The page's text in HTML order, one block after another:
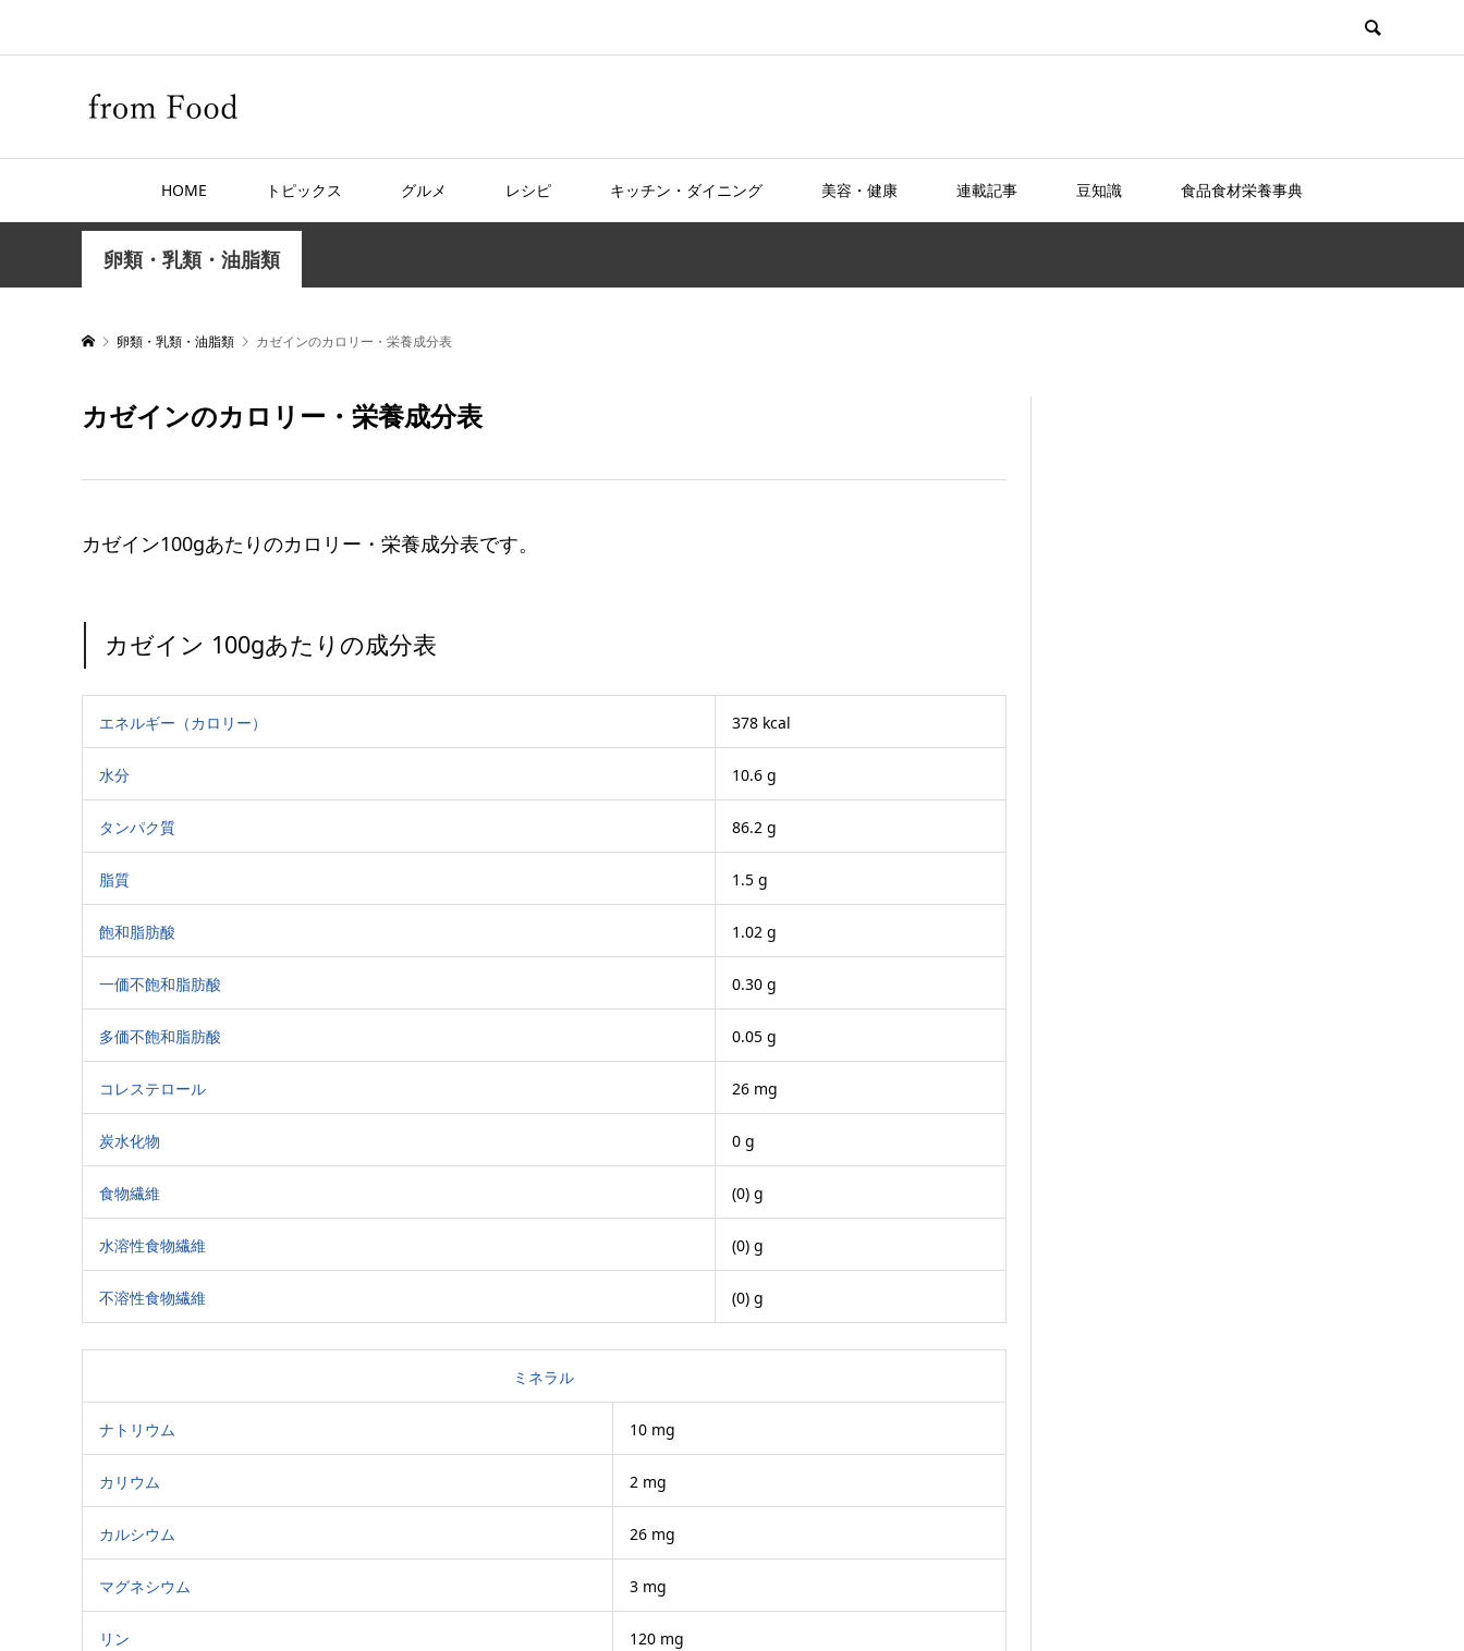
HOME トピックス グルメ レシピ キッチン・ダイニング 美容・健康 連載記事 豆知識 食品食材栄養事典
卵類・乳類・油脂類
卵類・乳類・油脂類 カゼインのカロリー・栄養成分表
カゼインのカロリー・栄養成分表
カゼイン100gあたりのカロリー・栄養成分表です。
カゼイン 100gあたりの成分表
エネルギー（カロリー） 378 kcal
水分 10.6 g
タンパク質 86.2 g
脂質 1.5 g
飽和脂肪酸 1.02 g
一価不飽和脂肪酸 0.30 g
多価不飽和脂肪酸 0.05 g
コレステロール 26 mg
炭水化物 0 g
食物繊維 (0) g
水溶性食物繊維 (0) g
不溶性食物繊維 (0) g
ミネラル
ナトリウム 10 mg
カリウム 2 mg
カルシウム 26 mg
マグネシウム 3 mg
リン 120 mg